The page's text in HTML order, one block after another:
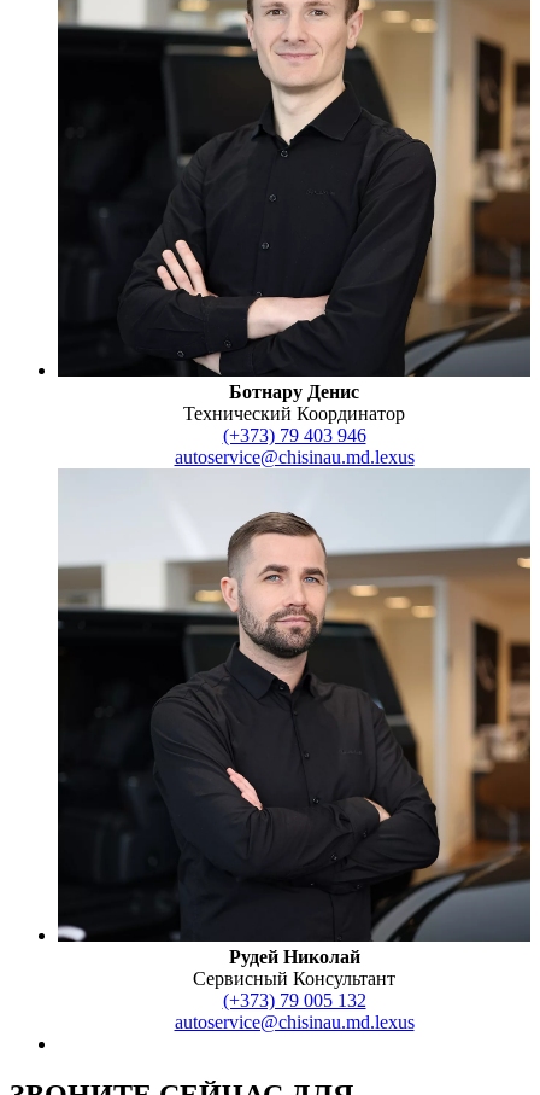
Ботнару Денис
Технический Координатор
(+373) 79 403 946
autoservice@chisinau.md.lexus
Рудей Николай
Сервисный Консультант
(+373) 79 005 132
autoservice@chisinau.md.lexus